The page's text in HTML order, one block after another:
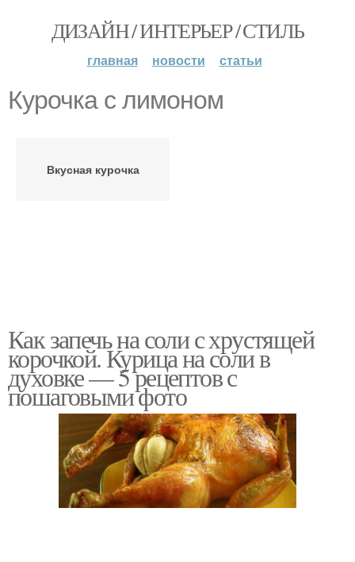
ДИЗАЙН / ИНТЕРЬЕР / СТИЛЬ
главная новости статьи
Курочка с лимоном
Вкусная курочка
Как запечь на соли с хрустящей
корочкой. Курица на соли в
духовке — 5 рецептов с
пошаговыми фото